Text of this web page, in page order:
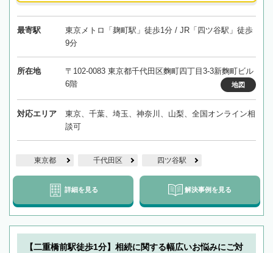
最寄駅
東京メトロ「麹町駅」徒歩1分 / JR「四ツ谷駅」徒歩
9分
所在地
〒102-0083 東京都千代田区麴町四丁目3-3新麴町ビル
6階
地図
対応エリア
東京、千葉、埼玉、神奈川、山梨、全国オンライン相
談可
東京都 千代田区 四ツ谷駅
詳細を見る 解決事例を見る
【二重橋前駅徒歩1分】相続に関する幅広いお悩みにご対